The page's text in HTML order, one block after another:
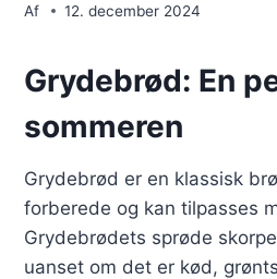
Af 12. december 2024
Grydebrød: En
sommeren
Grydebrød er en klassisk
forberede og kan tilpasses
Grydebrødets sprøde
uanset om det er kød,